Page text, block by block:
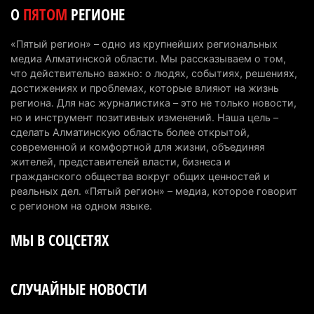
мировом рейтинге благополучия
Казахстан может начать выпуск экологичного
топлива для самолетов: пилотный проект
запустят в Алатау
5 августа 2026 г. 12:32 191
Туриста с тяжелыми травмами эвакуировали в
горах Алматинской области после камнепада
5 августа 2026 г. 11:23 162
Алматинской области, судят спустя год после
ОПЯТОМ РЕГИОНЕ
«Пятый регион» – одно из крупнейших региональных
медиа Алматинской области. Мы рассказываем о том,
что действительно важно: о людях, событиях, решениях,
достижениях и проблемах, которые влияют на жизнь
региона. Для нас журналистика – это не только новости,
но и инструмент позитивных изменений. Наша цель –
сделать Алматинскую область более открытой,
современной и комфортной для жизни, объединяя
жителей, представителей власти, бизнеса и
гражданского общества вокруг общих ценностей и
реальных дел. «Пятый регион» – медиа, которое говорит
с регионом на одном языке.
МЫ В СОЦСЕТЯХ
СЛУЧАЙНЫЕ НОВОСТИ